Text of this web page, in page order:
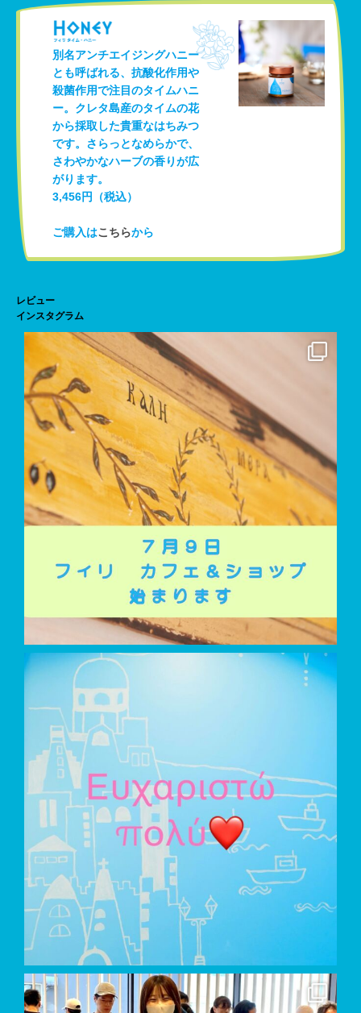
別名アンチエイジングハニー
とも呼ばれる、抗酸化作用や
殺菌作用で注目のタイムハニ
ー。クレタ島産のタイムの花
から採取した貴重なはちみつ
です。さらっとなめらかで、
さわやかなハーブの香りが広
がります。
3,456円（税込）
ご購入はこちらから
レビュー
インスタグラム